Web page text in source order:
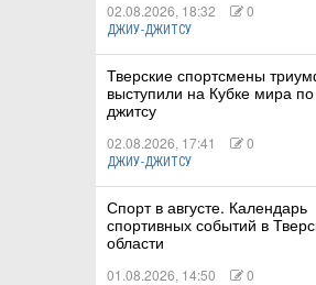
02.08.2026, 18:32 0
ДЖИУ-ДЖИТСУ
Тверские спортсмены
выступили на Кубке мира
джитсу
02.08.2026, 17:41 0
ДЖИУ-ДЖИТСУ
Спорт в августе. Календарь
спортивных событий в
области
01.08.2026, 14:50 0